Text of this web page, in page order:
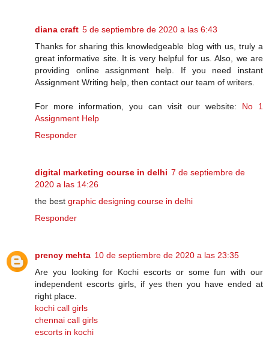
diana craft 5 de septiembre de 2020 a las 6:43
Thanks for sharing this knowledgeable blog with us, truly a
great informative site. It is very helpful for us. Also, we are
providing online assignment help. If you need instant
Assignment Writing help, then contact our team of writers.
For more information, you can visit our website: No 1
Assignment Help
Responder
digital marketing course in delhi 7 de septiembre de
2020 a las 14:26
the best graphic designing course in delhi
Responder
prency mehta 10 de septiembre de 2020 a las 23:35
Are you looking for Kochi escorts or some fun with our
independent escorts girls, if yes then you have ended at
right place.
kochi call girls
chennai call girls
escorts in kochi